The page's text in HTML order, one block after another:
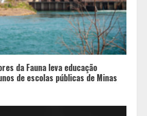
da Fauna leva educação
de escolas públicas de Minas